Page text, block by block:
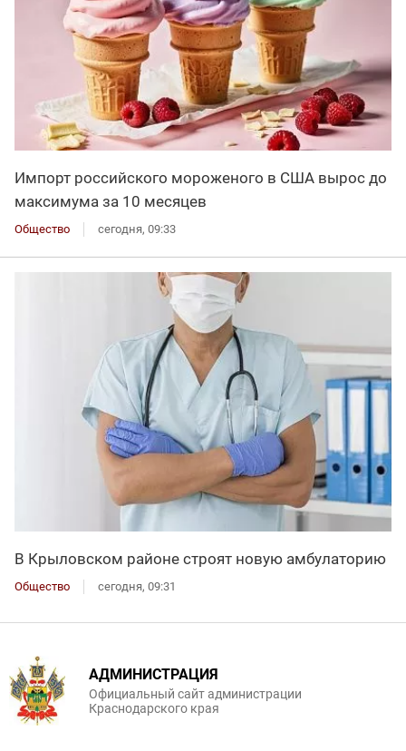
Импорт российского мороженого в США вырос до
максимума за 10 месяцев
Общество сегодня, 09:33
В Крыловском районе строят новую амбулаторию
Общество сегодня, 09:31
АДМИНИСТРАЦИЯ
Официальный сайт администрации
Краснодарского края